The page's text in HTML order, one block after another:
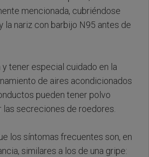
mencionada, cubriéndose
la nariz con barbijo N95 antes de
tener especial cuidado en la
de aires acondicionados
pueden tener polvo
las secreciones de roedores.
los síntomas frecuentes son, en
similares a los de una gripe: